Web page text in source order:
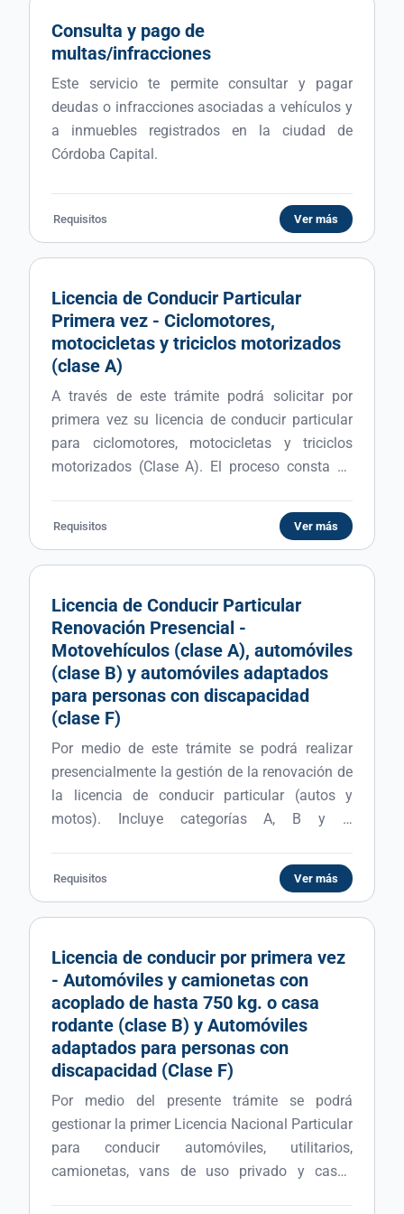
Consulta y pago de
multas/infracciones
Este servicio te permite consultar y pagar
deudas o infracciones asociadas a vehículos y
a inmuebles registrados en la ciudad de
Córdoba Capital.
Requisitos Ver más
Licencia de Conducir Particular
Primera vez - Ciclomotores,
motocicletas y triciclos motorizados
(clase A)
A través de este trámite podrá solicitar por
primera vez su licencia de conducir particular
para ciclomotores, motocicletas y triciclos
motorizados (Clase A). El proceso consta de
obligatorio y gratuito en el Centro de
Capacitación de Tránsito. Deberá gestionar
turno previo, en caso de no haber
llegada (con cupos) a las 8:00 hs, los días
lunes, miércoles o viernes. 2) Examen teórico
presencial y examen médico (con turno previo).
3) Examen práctico presencial (con turno
previo). Recuerde que por ser primera vez el
trámite es PRESENCIAL.
Requisitos Ver más
Licencia de Conducir Particular
Renovación Presencial -
Motovehículos (clase A), automóviles
(clase B) y automóviles adaptados
para personas con discapacidad
(clase F)
Por medio de este trámite se podrá realizar
presencialmente la gestión de la renovación de
la licencia de conducir particular (autos y
motos). Incluye categorías A, B y F.
motocicletas y triciclos motorizados Clase B:
Automóviles y camionetas con acoplado de
hasta 750 kg. o casa rodante Clase F:
personas con discapacidad
Requisitos Ver más
Licencia de conducir por primera vez
- Automóviles y camionetas con
acoplado de hasta 750 kg. o casa
rodante (clase B) y Automóviles
adaptados para personas con
discapacidad (Clase F)
Por medio del presente trámite se podrá
gestionar la primer Licencia Nacional Particular
para conducir automóviles, utilitarios,
camionetas, vans de uso privado y casas